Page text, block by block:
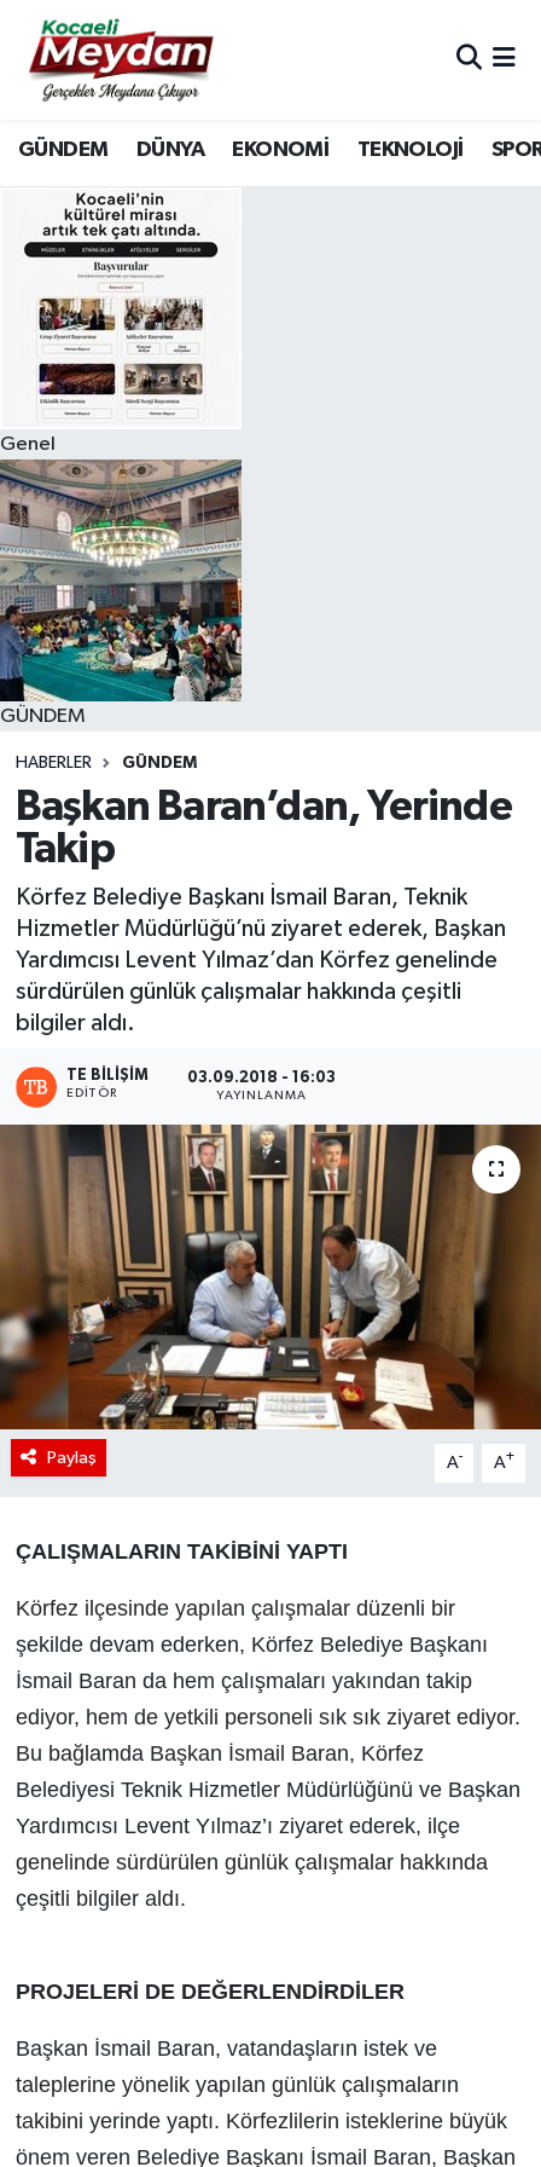
GÜNDEM DÜNYA EKONOMİ TEKNOLOJİ
Genel
GÜNDEM
HABERLER GÜNDEM
Başkan Baran’dan, Yerinde
Takip
Körfez Belediye Başkanı İsmail Baran, Teknik
Hizmetler Müdürlüğü’nü ziyaret ederek, Başkan
Yardımcısı Levent Yılmaz’dan Körfez genelinde
sürdürülen günlük çalışmalar hakkında çeşitli
bilgiler aldı.
TE BILIŞIM
EDITÖR
03.09.2018 - 16:03
YAYINLANMA
Paylaş A- A+
ÇALIŞMALARIN TAKİBİNİ YAPTI
Körfez ilçesinde yapılan çalışmalar düzenli bir
şekilde devam ederken, Körfez Belediye Başkanı
İsmail Baran da hem çalışmaları yakından takip
ediyor, hem de yetkili personeli sık sık ziyaret ediyor.
Bu bağlamda Başkan İsmail Baran, Körfez
Belediyesi Teknik Hizmetler Müdürlüğünü ve Başkan
Yardımcısı Levent Yılmaz’ı ziyaret ederek, ilçe
genelinde sürdürülen günlük çalışmalar hakkında
çeşitli bilgiler aldı.
PROJELERİ DE DEĞERLENDİRDİLER
Başkan İsmail Baran, vatandaşların istek ve
taleplerine yönelik yapılan günlük çalışmaların
takibini yerinde yaptı. Körfezlilerin isteklerine büyük
önem veren Belediye Başkanı İsmail Baran, Başkan
Nöbetçi Eczaneler
Hava Durumu
Trafik Durumu
Süper Lig Puan Durumu ve Fikstür
Tüm Manşetler
Son Dakika Haberleri
Haber Arşivi